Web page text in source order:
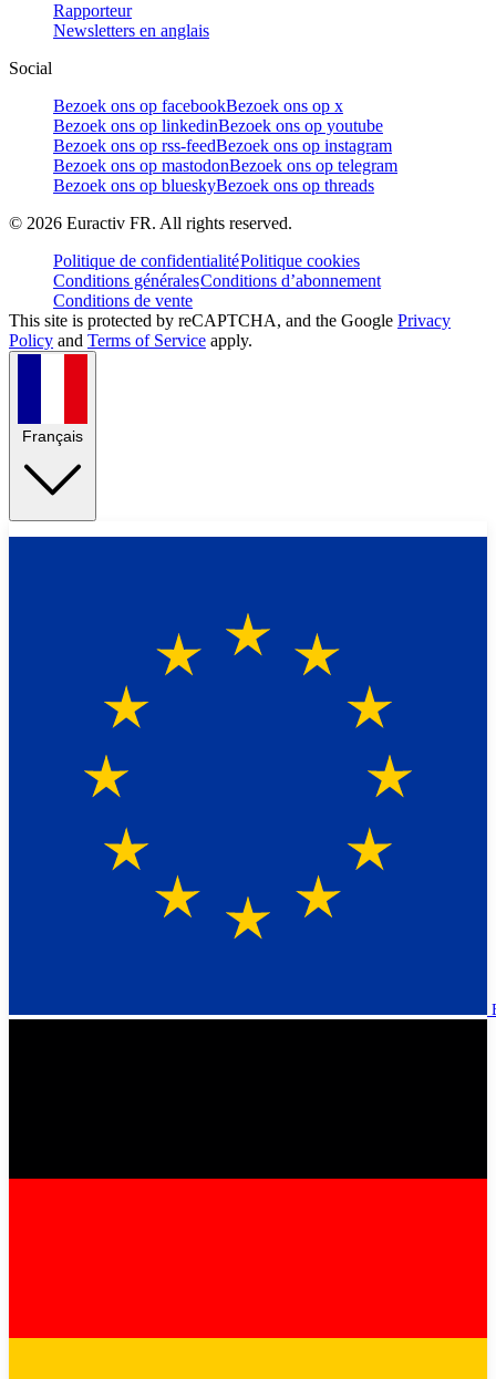
Rapporteur
Newsletters en anglais
Social
Bezoek ons op facebookBezoek ons op x
Bezoek ons op linkedinBezoek ons op youtube
Bezoek ons op rss-feedBezoek ons op instagram
Bezoek ons op mastodonBezoek ons op telegram
Bezoek ons op blueskyBezoek ons op threads
© 2026 Euractiv FR. All rights reserved.
Politique de confidentialitéPolitique cookies
Conditions généralesConditions d’abonnement
Conditions de vente
This site is protected by reCAPTCHA, and the Google Privacy
Policy and Terms of Service apply.
Français